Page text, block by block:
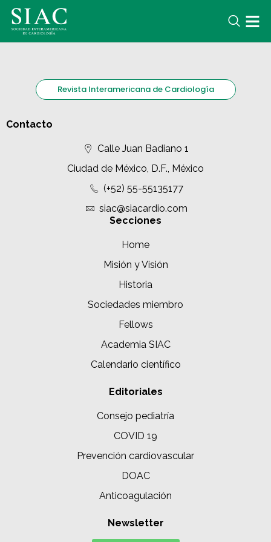
Revista Interamericana de Cardiología
Contacto
Calle Juan Badiano 1
Ciudad de México, D.F., México
(+52) 55-55135177
siac@siacardio.com
Secciones
Home
Misión y Visión
Historia
Sociedades miembro
Fellows
Academia SIAC
Calendario científico
Editoriales
Consejo pediatría
COVID 19
Prevención cardiovascular
DOAC
Anticoagulación
Newsletter